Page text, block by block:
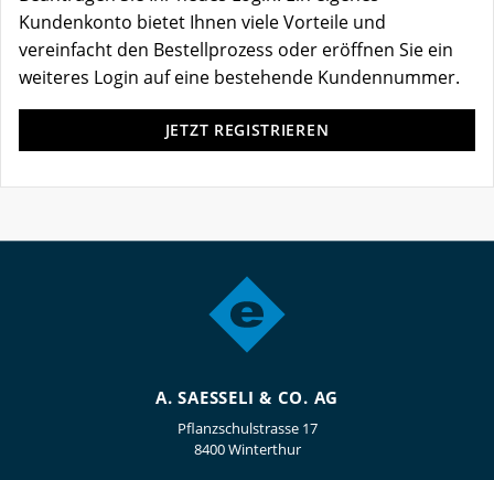
Kundenkonto bietet Ihnen viele Vorteile und
vereinfacht den Bestellprozess oder eröffnen Sie ein
weiteres Login auf eine bestehende Kundennummer.
JETZT REGISTRIEREN
A. SAESSELI & CO. AG
Pflanzschulstrasse 17
8400 Winterthur